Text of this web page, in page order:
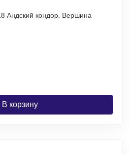
Андский кондор. Вершина
В корзину